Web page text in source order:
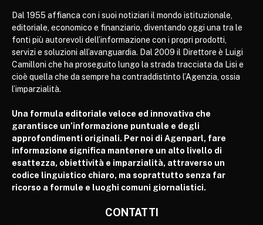
Dal 1955 affianca con i suoi notiziari il mondo istituzionale,
editoriale, economico e finanziario, diventando oggi una tra le
fonti più autorevoli dell’informazione con i propri prodotti,
servizi e soluzioni all’avanguardia. Dal 2009 il Direttore è Luigi
Camilloni che ha proseguito lungo la strada tracciata da Lisi e
cioè quella che da sempre ha contraddistinto l’Agenzia, ossia
l’imparzialità.
Una formula editoriale veloce ed innovativa che
garantisce un’informazione puntuale e degli
approfondimenti originali. Per noi di Agenparl, fare
informazione significa mantenere un alto livello di
esattezza, obiettività e imparzialità, attraverso un
codice linguistico chiaro, ma soprattutto senza far
ricorso a formule e luoghi comuni giornalistici.
CONTATTI